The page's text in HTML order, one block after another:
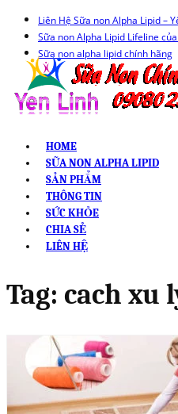
Liên Hệ Sữa non Alpha Lipid –
Sữa non Alpha Lipid Lifeline
Sữa non alpha lipid chính hãng
HOME
SỮA NON ALPHA LIPID
SẢN PHẨM
THÔNG TIN
SỨC KHỎE
CHIA SẺ
LIÊN HỆ
Tag: cach xu